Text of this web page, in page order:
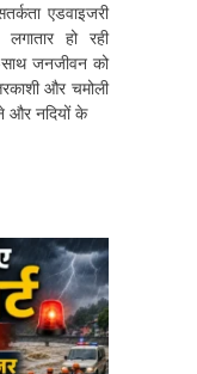
एडवाइजरी
लगातार हो रही
साथ जनजीवन को
और चमोली
और नदियों के